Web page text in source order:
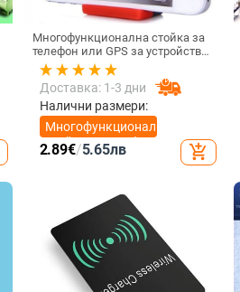
Многофункционална стойка за
телефон или GPS за устройства
с размери до 76мм / 4.8 инча
Доставка: 1-3 дни
Налични размери:
Многофункционална
стойка за телефон
2.89€/5.65лв add_shopping_cart